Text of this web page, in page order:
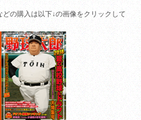
どの購入は以下↓の画像をクリックして